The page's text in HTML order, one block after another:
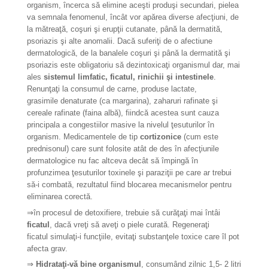
organism, încerca să elimine aceşti produşi secundari, pielea
va semnala fenomenul, încât vor apărea diverse afecţiuni, de
la mătreaţă, coşuri şi erupţii cutanate, până la dermatită,
psoriazis şi alte anomalii. Dacă suferiţi de o afectiune
dermatologică, de la banalele coşuri şi până la dermatită şi
psoriazis este obligatoriu să dezintoxicaţi organismul dar, mai
ales sistemul limfatic, ficatul, rinichii şi intestinele.
Renunţaţi la consumul de carne, produse lactate,
grasimile denaturate (ca margarina), zaharuri rafinate şi
cereale rafinate (faina albă), fiindcă acestea sunt cauza
principala a congestiilor masive la nivelul ţesuturilor în
organism. Medicamentele de tip cortizonice (cum este
prednisonul) care sunt folosite atât de des în afecţiunile
dermatologice nu fac altceva decât să împingă în
profunzimea ţesuturilor toxinele şi paraziţii pe care ar trebui
să-i combată, rezultatul fiind blocarea mecanismelor pentru
eliminarea corectă.
⇒în procesul de detoxifiere, trebuie să curăţaţi mai întâi
ficatul , dacă vreţi să aveţi o piele curată. Regeneraţi
ficatul simulaţi-i funcţiile, evitaţi substanţele toxice care îl pot
afecta grav.
⇒ Hidrataţi-vă bine organismul , consumând zilnic 1,5- 2 litri